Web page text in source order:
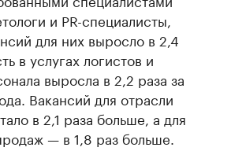
и PR-специалисты,
для них выросло в 2,4
в услугах логистов и
выросла в 2,2 раза за
Вакансий для отрасли
в 2,1 раза больше, а для
— в 1,8 раз больше.